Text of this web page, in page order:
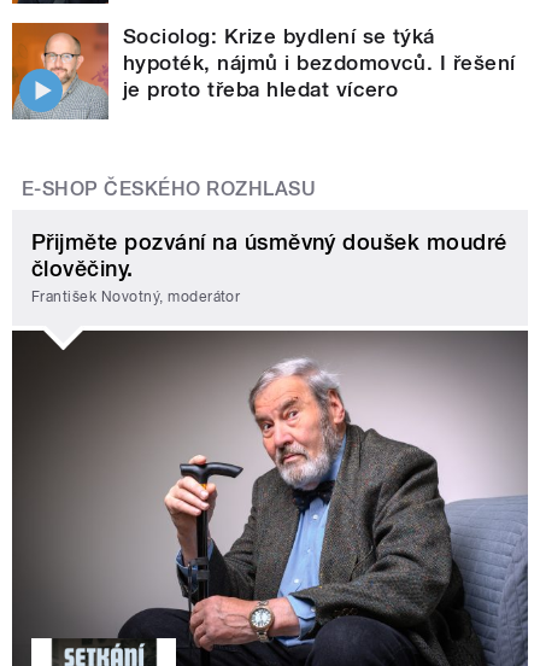
Sociolog: Krize bydlení se týká
hypoték, nájmů i bezdomovců. I řešení
je proto třeba hledat vícero
E-SHOP ČESKÉHO ROZHLASU
Přijměte pozvání na úsměvný doušek moudré
člověčiny.
František Novotný, moderátor